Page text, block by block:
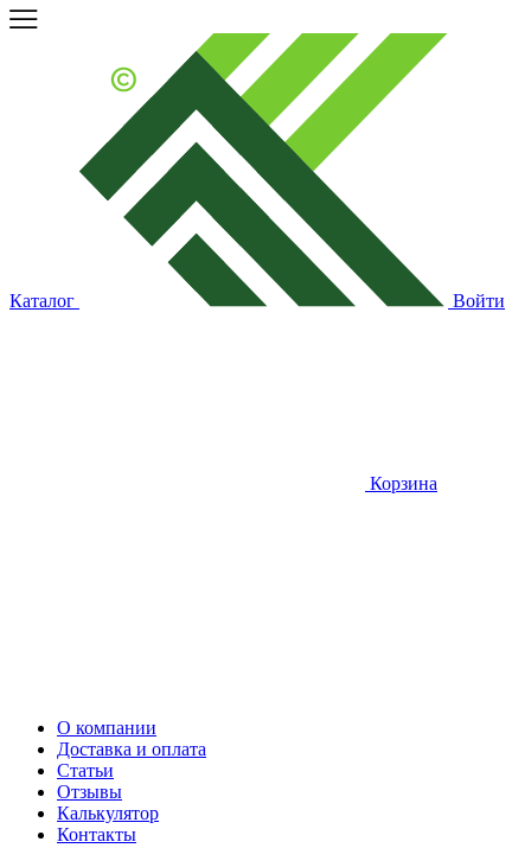
Каталог Войти
Корзина
О компании
Доставка и оплата
Статьи
Отзывы
Калькулятор
Контакты